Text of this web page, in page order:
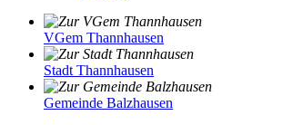
VGem Thannhausen
Stadt Thannhausen
Gemeinde Balzhausen